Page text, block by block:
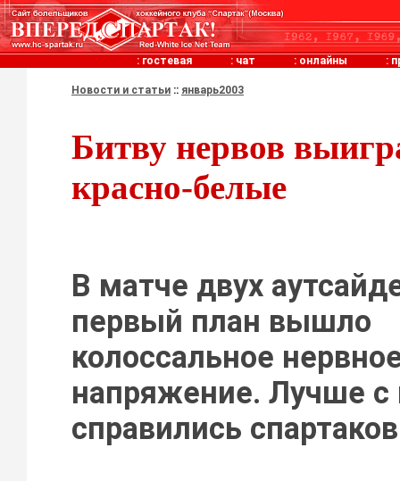
: гостевая : чат : онлайны :
Новости и статьи :: январь2003
Битву нервов
красно-белые
В матче двух
первый план вышло
колоссальное
напряжение. Лучше
справились